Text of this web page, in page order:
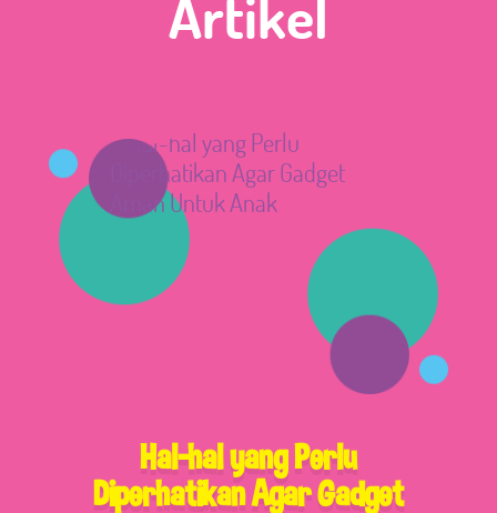
Artikel
Hal-hal yang Perlu
Diperhatikan Agar Gadget